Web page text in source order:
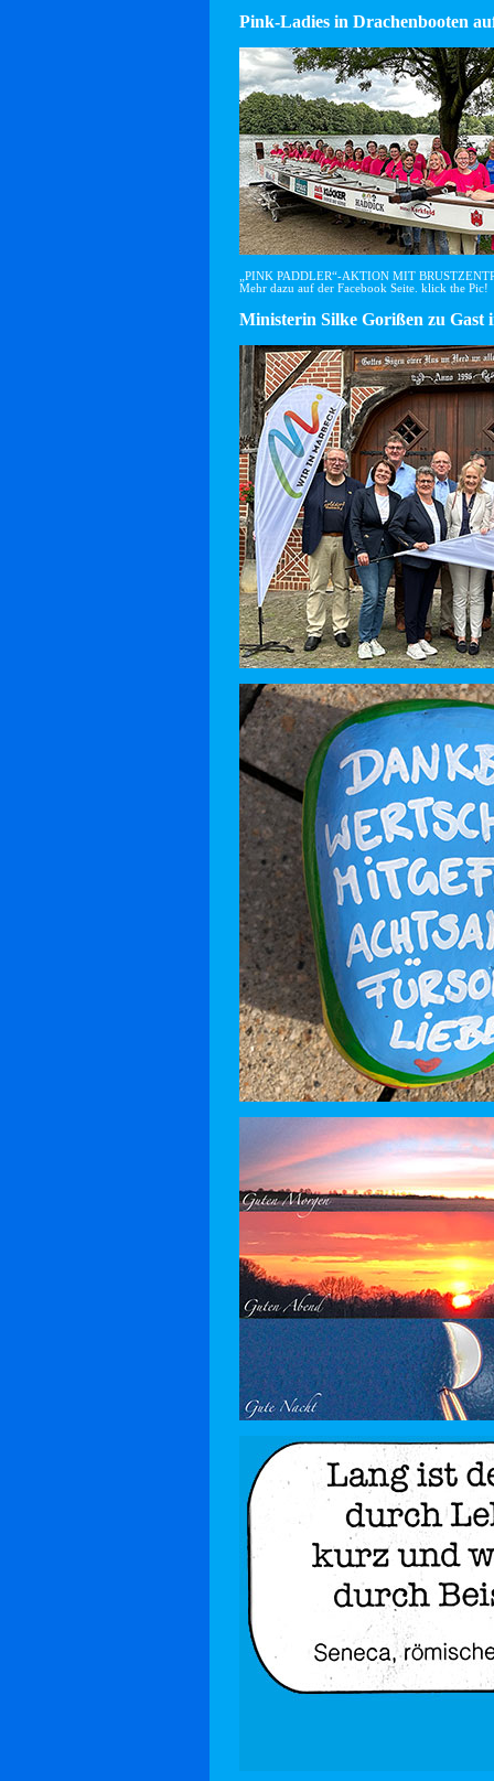
Pink-Ladies in Drachenbooten
„PINK PADDLER“-AKTION MIT
Mehr dazu auf der Facebook Seite. klick the Pic!
Ministerin Silke Gorißen zu Gast